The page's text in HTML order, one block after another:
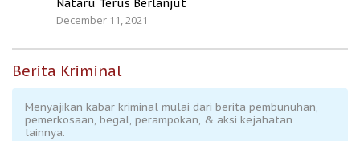
Nataru Terus Berlanjut
December 11, 2021
Berita Kriminal
Menyajikan kabar kriminal mulai dari berita pembunuhan,
pemerkosaan, begal, perampokan, & aksi kejahatan
lainnya.